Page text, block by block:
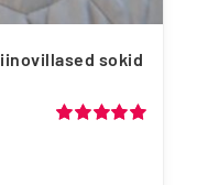
sokid